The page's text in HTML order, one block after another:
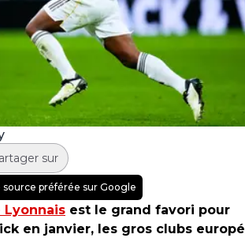
sur
préférée sur Google
Lyonnais est le grand favori pour
en janvier, les gros clubs